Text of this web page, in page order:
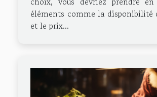
éléments comme la disponibilité
et le prix...